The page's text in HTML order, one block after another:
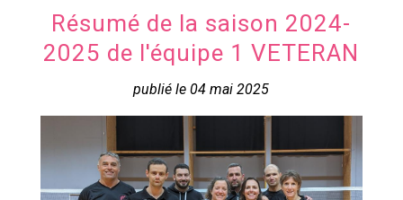
Résumé de la saison 2024-
2025 de l'équipe 1 VETERAN
publié le 04 mai 2025